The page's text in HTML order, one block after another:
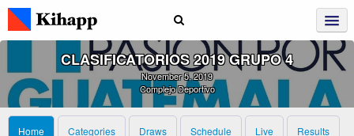
CLASIFICATORIOS 2019 GRUPO 4
November 5, 2019
Complejo Deportivo
Home Categories Draws Schedule Live Results